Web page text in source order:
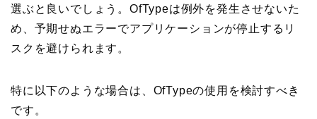
選ぶと良いでしょう。OfTypeは例外を発生させないた
め、予期せぬエラーでアプリケーションが停止するリ
スクを避けられます。
特に以下のような場合は、OfTypeの使用を検討すべき
です。